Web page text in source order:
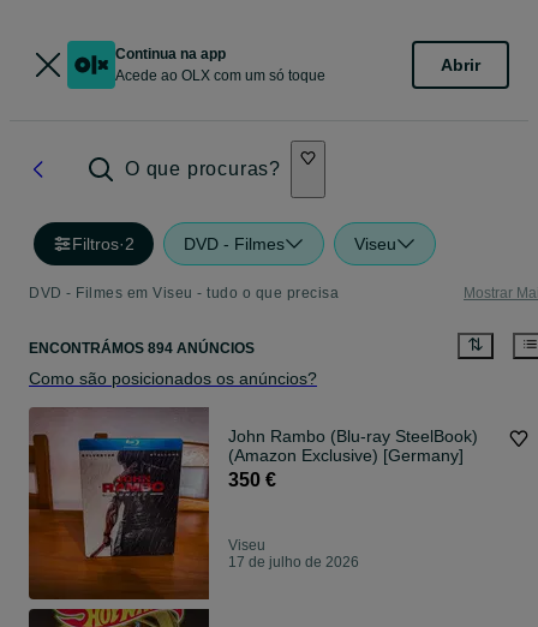
Continua na app
Acede ao OLX com um só toque
Abrir
O que procuras?
Filtros·2 DVD - Filmes Viseu
DVD - Filmes em Viseu - tudo o que precisa Mostrar
ENCONTRÁMOS 894 ANÚNCIOS
Como são posicionados os anúncios?
John Rambo (Blu-ray SteelBook)
(Amazon Exclusive) [Germany]
350 €
Viseu
17 de julho de 2026